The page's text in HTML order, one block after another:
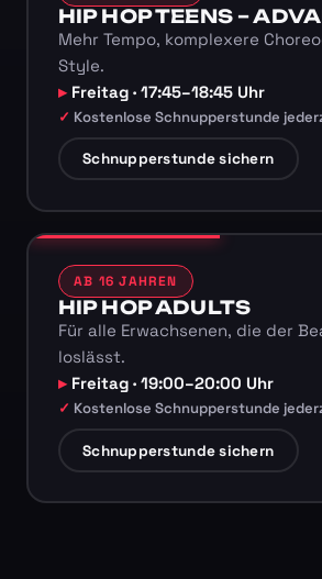
HIP HOP TEENS –
Mehr Tempo, komplexere
Style.
Freitag · 17:45–18:45 Uhr
Kostenlose Schnupperstunde
Schnupperstunde sichern
AB 16 JAHREN
HIP HOP ADULTS
Für alle Erwachsenen, die der
loslässt.
Freitag · 19:00–20:00 Uhr
Kostenlose Schnupperstunde
Schnupperstunde sichern